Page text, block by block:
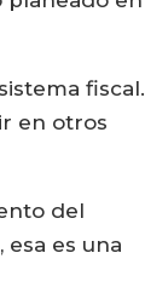
fiscal.
en otros
del
es una